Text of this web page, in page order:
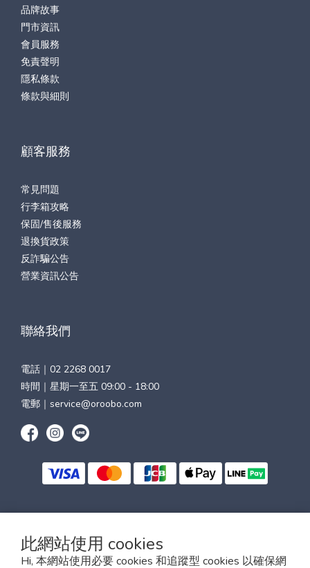
此網站使用 cookies
Hi, 本網站使用必要 cookies 和追蹤型 cookies 以確保網
品牌故事
門市資訊
會員服務
免責聲明
隱私條款
條款與細則
顧客服務
常見問題
行李箱攻略
保固/售後服務
退換貨政策
反詐騙公告
營業資訊公告
聯絡我們
電話｜ 02 2268 0017
時間｜星期一至五 09:00 - 18:00
電郵｜ service@oroobo.com